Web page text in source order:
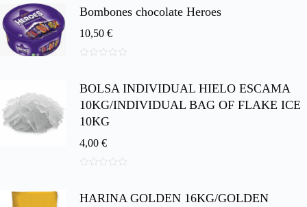
5
Bombones chocolate Heroes
10,50 €
e
BOLSA INDIVIDUAL HIELO ESCAMA
10KG/INDIVIDUAL BAG OF FLAKE ICE
10KG
4,00 €
e
HARINA GOLDEN 16KG/GOLDEN